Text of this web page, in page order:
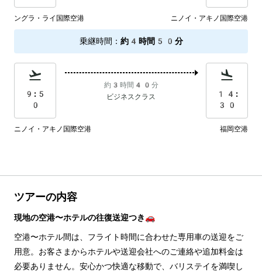
ングラ・ライ国際空港 ニノイ・アキノ国際空港
乗継時間 ： 約4時間50分
9:5
0
約3時間40分
ビジネスクラス
14:
30
ニノイ・アキノ国際空港 福岡空港
ツアーの内容
現地の空港〜ホテルの往復送迎つき🚗
空港〜ホテル間は、フライト時間に合わせた専用車の送迎をご
用意。お客さまからホテルや送迎会社へのご連絡や追加料金は
必要ありません。安心かつ快適な移動で、バリステイを満喫し